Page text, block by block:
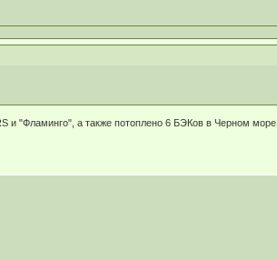
и "Фламинго", а также потоплено 6 БЭКов в Черном море.